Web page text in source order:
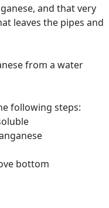
and that very
leaves the pipes and
from a water
following steps:
bottom